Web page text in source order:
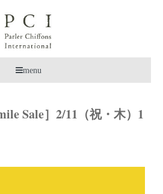
menu
Sale］2/11（祝・木）1